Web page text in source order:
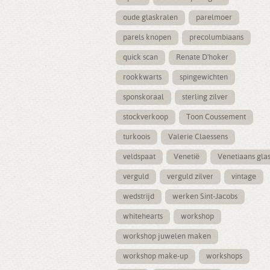
oude glaskralen parelmoer
parels knopen precolumbiaans
quick scan Renate D'hoker
rookkwarts spingewichten
sponskoraal sterling zilver
stockverkoop Toon Coussement
turkoois Valerie Claessens
veldspaat Venetië Venetiaans glas
verguld verguld zilver vintage
wedstrijd werken Sint-Jacobs
whitehearts workshop
workshop juwelen maken
workshop make-up workshops